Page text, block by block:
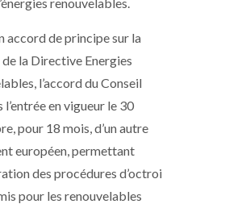
accord de principe sur la
la Directive Energies
l’accord du Conseil
l’entrée en vigueur le 30
pour 18 mois, d’un autre
européen, permettant
des procédures d’octroi
pour les renouvelables